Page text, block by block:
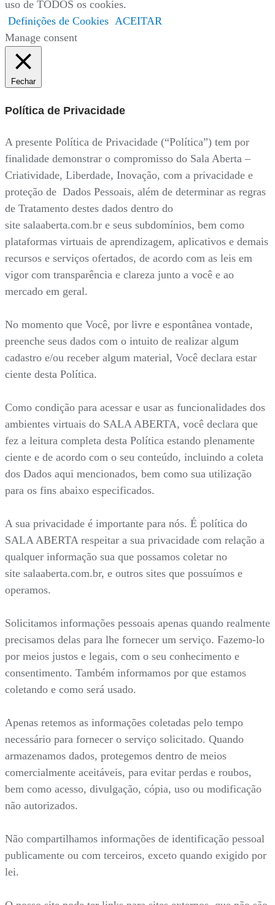
uso de TODOS os cookies.
Definições de Cookies ACEITAR
Manage consent
Fechar
Política de Privacidade
A presente Política de Privacidade (“Política”) tem por
finalidade demonstrar o compromisso do Sala Aberta –
Criatividade, Liberdade, Inovação, com a privacidade e
proteção de Dados Pessoais, além de determinar as regras
de Tratamento destes dados dentro do
site salaaberta.com.br e seus subdomínios, bem como
plataformas virtuais de aprendizagem, aplicativos e demais
recursos e serviços ofertados, de acordo com as leis em
vigor com transparência e clareza junto a você e ao
mercado em geral.
No momento que Você, por livre e espontânea vontade,
preenche seus dados com o intuito de realizar algum
cadastro e/ou receber algum material, Você declara estar
ciente desta Política.
Como condição para acessar e usar as funcionalidades dos
ambientes virtuais do SALA ABERTA, você declara que
fez a leitura completa desta Política estando plenamente
ciente e de acordo com o seu conteúdo, incluindo a coleta
dos Dados aqui mencionados, bem como sua utilização
para os fins abaixo especificados.
A sua privacidade é importante para nós. É política do
SALA ABERTA respeitar a sua privacidade com relação a
qualquer informação sua que possamos coletar no
site salaaberta.com.br, e outros sites que possuímos e
operamos.
Solicitamos informações pessoais apenas quando realmente
precisamos delas para lhe fornecer um serviço. Fazemo-lo
por meios justos e legais, com o seu conhecimento e
consentimento. Também informamos por que estamos
coletando e como será usado.
Apenas retemos as informações coletadas pelo tempo
necessário para fornecer o serviço solicitado. Quando
armazenamos dados, protegemos dentro de meios
comercialmente aceitáveis, para evitar perdas e roubos,
bem como acesso, divulgação, cópia, uso ou modificação
não autorizados.
Não compartilhamos informações de identificação pessoal
publicamente ou com terceiros, exceto quando exigido por
lei.